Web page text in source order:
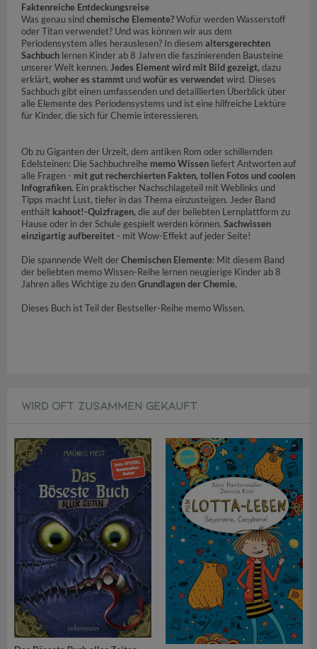
Faktenreiche Entdeckungsreise
Was genau sindchemische Elemente?Wofür werden Wasserstoff
oder Titan verwendet? Und was können wir aus dem
Periodensystem alles herauslesen? In diesem altersgerechten
Sachbuch lernen Kinder ab 8 Jahren die faszinierenden Bausteine
unserer Welt kennen. Jedes Element wird mit Bild gezeigt, dazu
erklärt, woher es stammt undwofür es verwendetwird. Dieses
Sachbuch gibt einen umfassenden und detaillierten Überblick über
alle Elemente des Periodensystems und ist eine hilfreiche Lektüre
für Kinder, die sich für Chemie interessieren.
Ob zu Giganten der Urzeit, dem antiken Rom oder schillernden
Edelsteinen: Die Sachbuchreihe memo Wissen liefert Antworten auf
alle Fragen - mit gut recherchierten Fakten, tollen Fotos und coolen
Infografiken. Ein praktischer Nachschlageteil mit Weblinks und
Tipps macht Lust, tiefer in das Thema einzusteigen. Jeder Band
enthält kahoot!-Quizfragen, die auf der beliebten Lernplattform zu
Hause oder in der Schule gespielt werden können. Sachwissen
einzigartig aufbereitet- mit Wow-Effekt auf jeder Seite!
Die spannende Welt derChemischen Elemente: Mit diesem Band
der beliebten memo Wissen-Reihe lernen neugierige Kinder ab 8
Jahren alles Wichtige zu denGrundlagen der Chemie.
Dieses Buch ist Teil der Bestseller-Reihe memo Wissen.
WIRD OFT ZUSAMMEN GEKAUFT